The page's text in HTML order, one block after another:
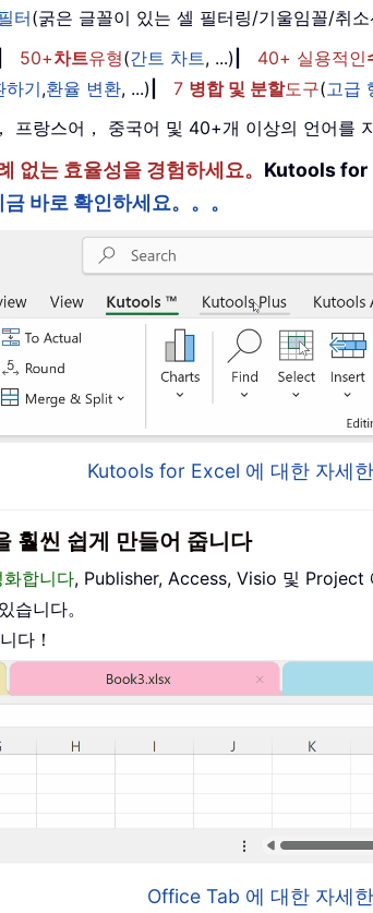
터(굵은 글꼴이 있는 셀 필터링/기울임꼴/취소
50+차트유형(간트 차트, ...) 40+ 실용적인
하기,환율 변환, ...) 7 병합 및 분할도구(고급
랑스어， 중국어 및 40+개 이상의 언어를
는 효율성을 경험하세요。 Kutools for
바로 확인하세요。。。
Kutools for Excel 에 대한 자세한
훨씬 쉽게 만들어 줍니다
합니다, Publisher, Access, Visio 및 Project
니다。
다！
Office Tab 에 대한 자세한